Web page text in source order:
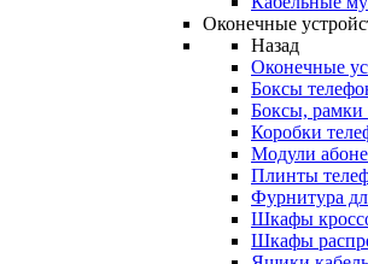
Оконечные
Назад
Оконечные
Боксы
Боксы, рамки
Коробки
Модули
Плинты
Фурнитура
Шкафы
Шкафы